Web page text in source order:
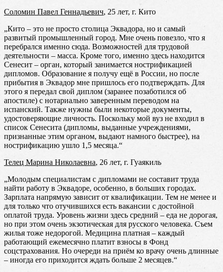
Соломин Павел Геннадьевич, 25 лет, г. Кито
„Кито – это не просто столица Эквадора, но и самый
развитый промышленный город. Мне очень повезло, что я
перебрался именно сюда. Возможностей для трудовой
деятельности – масса. Кроме того, именно здесь находится
Сенесит – орган, который занимается нострификацией
дипломов. Образование я получу ещё в России, но после
прибытия в Эквадор мне пришлось его подтверждать. Для
этого я передал свой диплом (заранее позаботился об
апостиле) с нотариально заверенным переводом на
испанский. Также нужны были некоторые документы,
удостоверяющие личность. Поскольку мой вуз не входил в
список Сенесита (дипломы, выданные учреждениями,
признанные этим органом, выдают намного быстрее), на
нострификацию ушло 1,5 месяца.“
Телец Марина Николаевна, 26 лет, г. Гуаякиль
„Молодым специалистам с дипломами не составит труда
найти работу в Эквадоре, особенно, в больших городах.
Зарплата напрямую зависит от квалификации. Тем не менее и
для только что отучившихся есть вакансии с достойной
оплатой труда. Уровень жизни здесь средний – еда не дорогая,
но при этом очень экзотическая для русского человека. Съем
жилья тоже недорогой. Медицина платная – каждый
работающий ежемесячно платит взносы в Фонд
соцстрахования. Но очереди на приём ко врачу очень длинные
– иногда его приходится ждать больше 2 месяцев.“